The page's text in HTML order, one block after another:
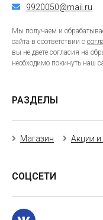
9920050@mail.ru
Мы получаем и
сайта в соответствии с
вы не даете согласия на
необходимо покинуть наш
РАЗДЕЛЫ
Магазин Акции
СОЦСЕТИ